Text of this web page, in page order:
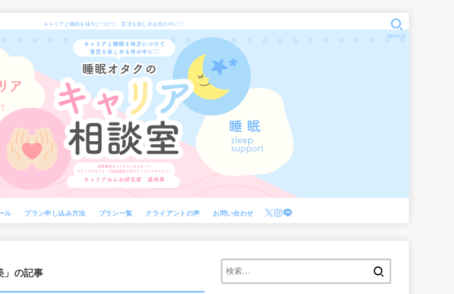
キャリアと睡眠を味方につけて、育児を楽しめる世の中に♡
ル プラン申し込み方法 プラン一覧 クライアントの声 お問い合わせ
SEARCH
」の記事